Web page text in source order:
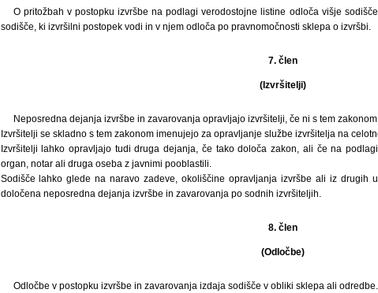
O pritožbah v postopku izvršbe na podlagi verodostojne listine odloča višje
sodišče, ki izvršilni postopek vodi in v njem odloča po pravnomočnosti sklepa o izvršbi.
7. člen
(Izvršitelji)
Neposredna dejanja izvršbe in zavarovanja opravljajo izvršitelji, če ni s tem
Izvršitelji se skladno s tem zakonom imenujejo za opravljanje službe izvršitelja na
Izvršitelji lahko opravljajo tudi druga dejanja, če tako določa zakon, ali če na
organ, notar ali druga oseba z javnimi pooblastili.
Sodišče lahko glede na naravo zadeve, okoliščine opravljanja izvršbe ali iz drugih
določena neposredna dejanja izvršbe in zavarovanja po sodnih izvršiteljih.
8. člen
(Odločbe)
Odločbe v postopku izvršbe in zavarovanja izdaja sodišče v obliki sklepa ali odredbe.